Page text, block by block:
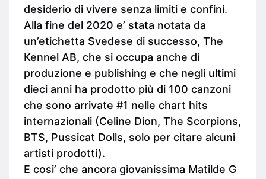
desiderio di vivere senza limiti e confini.
Alla fine del 2020 e’ stata notata da
un’etichetta Svedese di successo, The
Kennel AB, che si occupa anche di
produzione e publishing e che negli ultimi
dieci anni ha prodotto più di 100 canzoni
che sono arrivate #1 nelle chart hits
internazionali (Celine Dion, The Scorpions,
BTS, Pussicat Dolls, solo per citare alcuni
artisti prodotti).
E cosi’ che ancora giovanissima Matilde G